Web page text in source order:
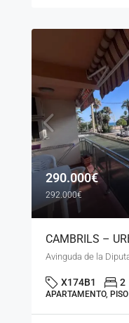
290.000€
292.000€
X174B1 2
APARTAMENTO, PISO